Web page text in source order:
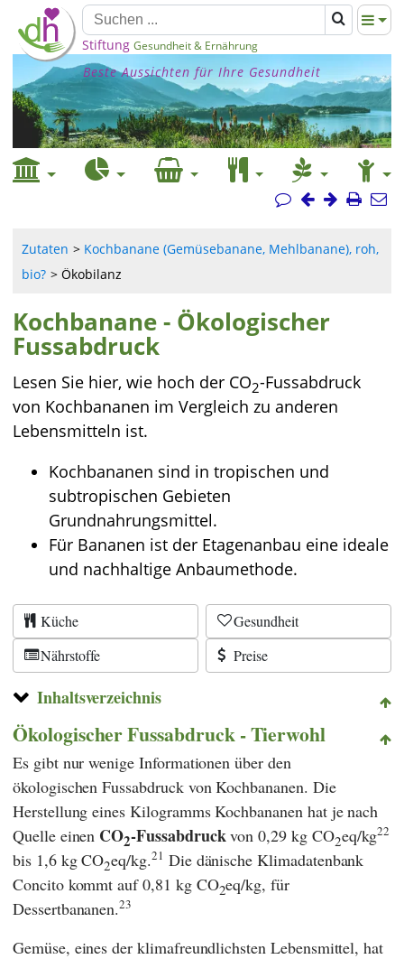
Stiftung Gesundheit & Ernährung
Beste Aussichten für Ihre Gesundheit
Zutaten
Kochbanane (Gemüsebanane, Mehlbanane), roh,
bio?
Ökobilanz
Kochbanane - Ökologischer
Fussabdruck
Lesen Sie hier, wie hoch der CO2-Fussabdruck
von Kochbananen im Vergleich zu anderen
Lebensmitteln ist.
Kochbananen sind in tropischen und
subtropischen Gebieten
Grundnahrungsmittel.
Für Bananen ist der Etagenanbau eine ideale
und nachhaltige Anbaumethode.
Küche
Gesundheit
Nährstoffe
Preise
Inhaltsverzeichnis
Ökologischer Fussabdruck - Tierwohl
Es gibt nur wenige Informationen über den
ökologischen Fussabdruck von Kochbananen. Die
Herstellung eines Kilogramms Kochbananen hat je nach
Quelle einen CO2-Fussabdruckvon 0,29 kg CO2eq/kg22
bis 1,6 kg CO2eq/kg.21 Die dänische Klimadatenbank
Concitokommt auf 0,81 kg CO2eq/kg, für
Dessertbananen.23
Gemüse, eines der klimafreundlichsten Lebensmittel, hat